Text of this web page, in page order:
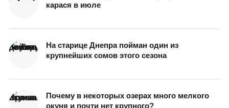
карася в июле
На старице Днепра пойман один из
крупнейших сомов этого сезона
Почему в некоторых озерах много мелкого
окуня и почти нет крупного?